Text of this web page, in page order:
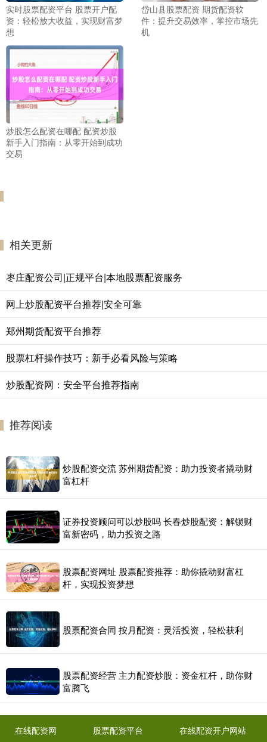
实时股票配资平台 股票开户配
资：轻松放大收益，实现财富梦
想
岱山县股票配资 期货配资软
件：提升交易效率，掌控市场先
机
炒股怎么配资在哪配 配资炒股
新手入门指南：从零开始到成功
交易
相关更新
枣庄配资公司|正规平台|本地股票配资服务
网上炒股配资平台推荐|安全可靠
郑州期货配资平台推荐
股票杠杆操作技巧：新手必看风险与策略
炒股配资网：安全平台推荐指南
推荐阅读
炒股配资交流 苏州期货配资：助力投资者撬动财
富杠杆
证券投资顾问可以炒股吗 长春炒股配资：解锁财
富新密码，助力投资之路
股票配资网址 股票配资推荐：助你撬动财富杠
杆，实现投资梦想
股票配资合同 按月配资：灵活投资，轻松获利
股票配资经营 主力配资炒股：资金杠杆，助你财
富腾飞
在线配资网 股票配资平台 在线配资开户网站